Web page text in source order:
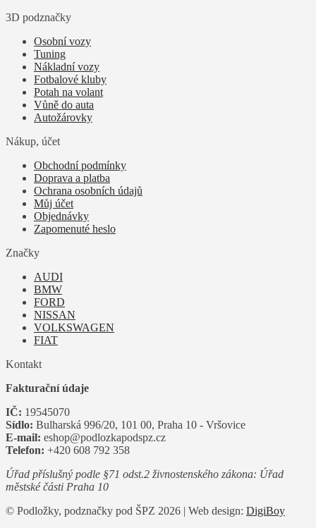
3D podznačky
Osobní vozy
Tuning
Nákladní vozy
Fotbalové kluby
Potah na volant
Vůně do auta
Autožárovky
Nákup, účet
Obchodní podmínky
Doprava a platba
Ochrana osobních údajů
Můj účet
Objednávky
Zapomenuté heslo
Značky
AUDI
BMW
FORD
NISSAN
VOLKSWAGEN
FIAT
Kontakt
Fakturační údaje
IČ: 19545070
Sídlo: Bulharská 996/20, 101 00, Praha 10 - Vršovice
E-mail: eshop@podlozkapodspz.cz
Telefon: +420 608 792 358
Úřad příslušný podle §71 odst.2 živnostenského zákona: Úřad
městské části Praha 10
© Podložky, podznačky pod ŠPZ 2026 | Web design: DigiBoy